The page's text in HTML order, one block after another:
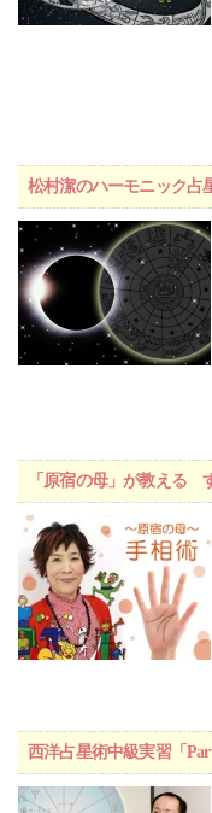
松村潔のハーモニック占
「原宿の母」が教える
西洋占星術中級実習「